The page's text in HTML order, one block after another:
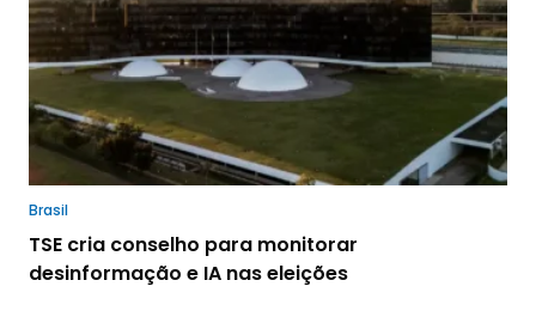
Brasil
TSE cria conselho para monitorar
desinformação e IA nas eleições